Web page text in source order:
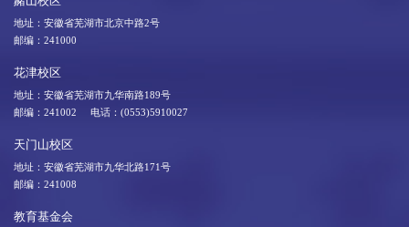
地址：安徽省芜湖市北京中路2号
邮编：241000
花津校区
地址：安徽省芜湖市九华南路189号
邮编：241002 电话：(0553)5910027
天门山校区
地址：安徽省芜湖市九华北路171号
邮编：241008
教育基金会